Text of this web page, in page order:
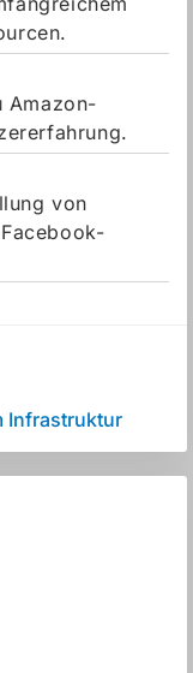
Amazon-
von
Infrastruktur